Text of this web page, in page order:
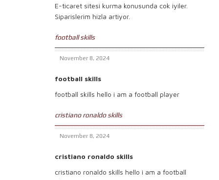
E-ticaret sitesi kurma konusunda cok iyiler.
Siparislerim hizla artiyor.
football skills
November 8, 2024
football skills
football skills hello i am a football player
cristiano ronaldo skills
November 8, 2024
cristiano ronaldo skills
cristiano ronaldo skills hello i am a football